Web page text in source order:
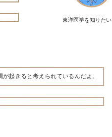
東洋医学を知りたい
起きると考えられているんだよ。